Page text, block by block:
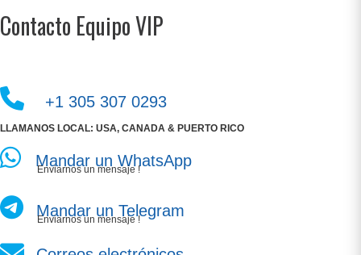
Contacto Equipo VIP
+1 305 307 0293
LLAMANOS LOCAL: USA, CANADA & PUERTO RICO
Mandar un WhatsApp
Enviarnos un mensaje !
Mandar un Telegram
Enviarnos un mensaje !